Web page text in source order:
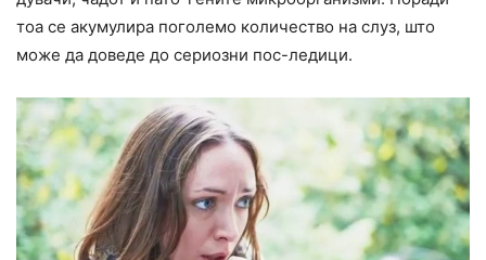
тоа се акумулира поголемо количество на слуз, што
може да доведе до сериозни пос-ледици.